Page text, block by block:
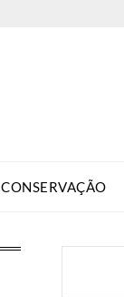
CONSERVAÇÃO